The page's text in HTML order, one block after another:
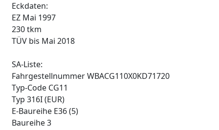
Eckdaten:
EZ Mai 1997
230 tkm
TÜV bis Mai 2018
SA-Liste:
Fahrgestellnummer WBACG110X0KD71720
Typ-Code CG11
Typ 316I (EUR)
E-Baureihe E36 (5)
Baureihe 3